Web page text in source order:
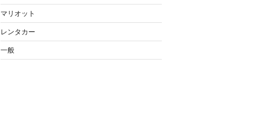
マリオット
レンタカー
一般